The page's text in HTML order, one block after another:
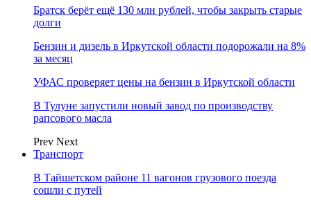
Братск берёт ещё 130 млн рублей, чтобы закрыть старые
долги
Бензин и дизель в Иркутской области подорожали на 8%
за месяц
УФАС проверяет цены на бензин в Иркутской области
В Тулуне запустили новый завод по производству
рапсового масла
Prev Next
Транспорт
В Тайшетском районе 11 вагонов грузового поезда
сошли с путей